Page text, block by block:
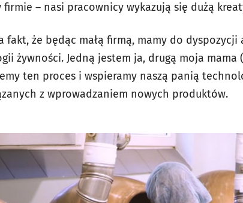
– nasi pracownicy wykazują się dużą
fakt, że będąc małą firmą, mamy do dyspozycji
żywności. Jedną jestem ja, drugą moja mama
ten proces i wspieramy naszą panią
z wprowadzaniem nowych produktów.